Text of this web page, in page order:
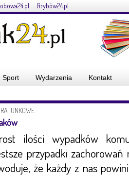
Grybów24.pl
Sport Wydarzenia Kontakt
ilości wypadków
przypadki
że każdy z nas